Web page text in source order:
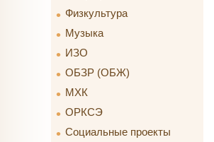
Физкультура
Музыка
ИЗО
ОБЗР (ОБЖ)
МХК
ОРКСЭ
Социальные проекты